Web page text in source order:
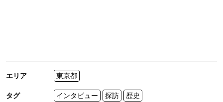
エリア 東京都
タグ インタビュー 探訪 歴史